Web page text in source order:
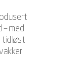
med
tidløst